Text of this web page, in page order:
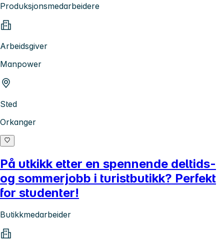
Produksjonsmedarbeidere
Arbeidsgiver
Manpower
Sted
Orkanger
På utkikk etter en spennende deltids-
og sommerjobb i turistbutikk? Perfekt
for studenter!
Butikkmedarbeider